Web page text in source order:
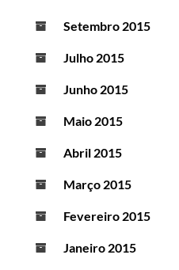
Setembro 2015
Julho 2015
Junho 2015
Maio 2015
Abril 2015
Março 2015
Fevereiro 2015
Janeiro 2015